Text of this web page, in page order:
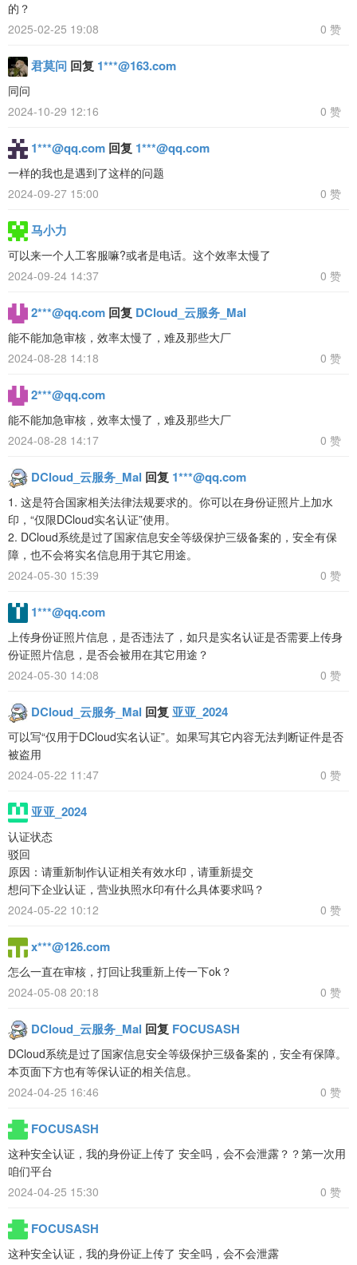
的？
2025-02-25 19:08
0 赞
君莫问 回复 1***@163.com
同问
2024-10-29 12:16
0 赞
1***@qq.com 回复 1***@qq.com
一样的我也是遇到了这样的问题
2024-09-27 15:00
0 赞
马小力
可以来一个人工客服嘛?或者是电话。这个效率太慢了
2024-09-24 14:37
0 赞
2***@qq.com 回复 DCloud_云服务_Mal
能不能加急审核，效率太慢了，难及那些大厂
2024-08-28 14:18
0 赞
2***@qq.com
能不能加急审核，效率太慢了，难及那些大厂
2024-08-28 14:17
0 赞
DCloud_云服务_Mal 回复 1***@qq.com
1. 这是符合国家相关法律法规要求的。你可以在身份证照片上加水
印，“仅限DCloud实名认证”使用。
2. DCloud系统是过了国家信息安全等级保护三级备案的，安全有保
障，也不会将实名信息用于其它用途。
2024-05-30 15:39
0 赞
1***@qq.com
上传身份证照片信息，是否违法了，如只是实名认证是否需要上传身
份证照片信息，是否会被用在其它用途？
2024-05-30 14:08
0 赞
DCloud_云服务_Mal 回复 亚亚_2024
可以写“仅用于DCloud实名认证”。如果写其它内容无法判断证件是否
被盗用
2024-05-22 11:47
0 赞
亚亚_2024
认证状态
驳回
原因：请重新制作认证相关有效水印，请重新提交
想问下企业认证，营业执照水印有什么具体要求吗？
2024-05-22 10:12
0 赞
x***@126.com
怎么一直在审核，打回让我重新上传一下ok？
2024-05-08 20:18
0 赞
DCloud_云服务_Mal 回复 FOCUSASH
DCloud系统是过了国家信息安全等级保护三级备案的，安全有保障。
本页面下方也有等保认证的相关信息。
2024-04-25 16:46
0 赞
FOCUSASH
这种安全认证，我的身份证上传了 安全吗，会不会泄露？？第一次用
咱们平台
2024-04-25 15:30
0 赞
FOCUSASH
这种安全认证，我的身份证上传了 安全吗，会不会泄露